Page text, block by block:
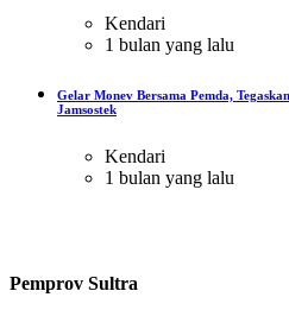
Kendari
1 bulan yang lalu
Gelar Monev Bersama Pemda,
Jamsostek
Kendari
1 bulan yang lalu
Pemprov Sultra